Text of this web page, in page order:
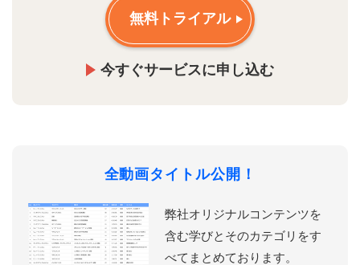
無料トライアル
今すぐサービスに申し込む
全動画タイトル公開！
弊社オリジナルコンテンツを
含む学びとそのカテゴリをす
べてまとめております。